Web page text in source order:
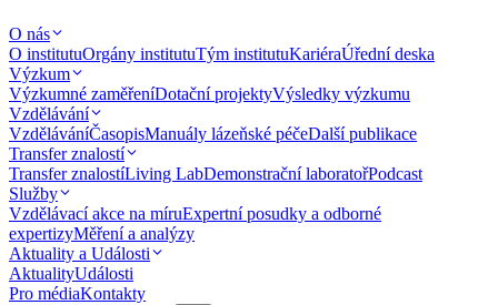
O nás
O institutuOrgány institutuTým institutuKariéraÚřední deska
Výzkum
Výzkumné zaměřeníDotační projektyVýsledky výzkumu
Vzdělávání
VzděláváníČasopisManuály lázeňské péčeDalší publikace
Transfer znalostí
Transfer znalostíLiving LabDemonstrační laboratořPodcast
Služby
Vzdělávací akce na míruExpertní posudky a odborné
expertizyMěření a analýzy
Aktuality a Události
AktualityUdálosti
Pro médiaKontakty